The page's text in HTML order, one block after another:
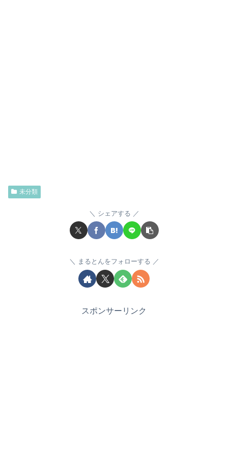
未分類
シェアする
まるとんをフォローする
スポンサーリンク